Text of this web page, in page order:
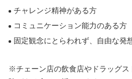
チャレンジ精神がある方
コミュニケーション能力のある方
固定観念にとらわれず、自由な発
※チェーン店の飲食店やドラッグス